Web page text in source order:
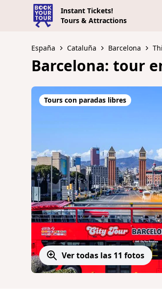
Instant Tickets!
Tours & Attractions
España Cataluña Barcelona
Barcelona: tour
Tours con paradas libres
Ver todas las 11 fotos